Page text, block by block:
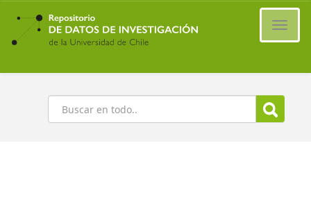
Ir
contenido
principal
Buscar